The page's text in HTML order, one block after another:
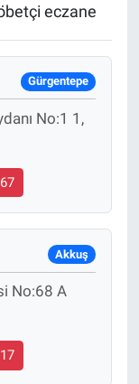
eczane
Gürgentepe
No:1 1,
Akkuş
No:68 A